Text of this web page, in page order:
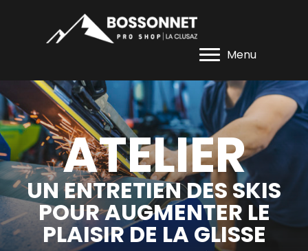
Menu
ATELIER
UN ENTRETIEN DES SKIS
POUR AUGMENTER LE
PLAISIR DE LA GLISSE